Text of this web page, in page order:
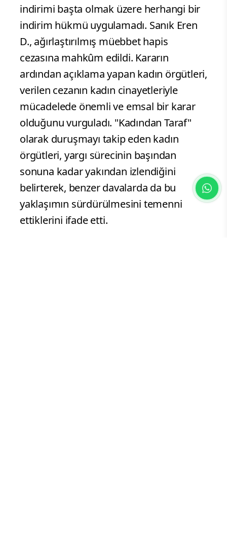
indirimi başta olmak üzere herhangi bir
indirim hükmü uygulamadı. Sanık Eren
D., ağırlaştırılmış müebbet hapis
cezasına mahkûm edildi. Kararın
ardından açıklama yapan kadın örgütleri,
verilen cezanın kadın cinayetleriyle
mücadelede önemli ve emsal bir karar
olduğunu vurguladı. "Kadından Taraf"
olarak duruşmayı takip eden kadın
örgütleri, yargı sürecinin başından
sonuna kadar yakından izlendiğini
belirterek, benzer davalarda da bu
yaklaşımın sürdürülmesini temenni
ettiklerini ifade etti.